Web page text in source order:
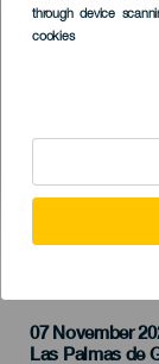
through device
cookies
07 November
Localidad
Las Palmas de